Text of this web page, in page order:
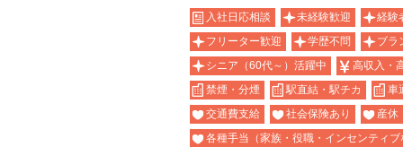
入社日応相談 未経験歓迎
経験
フリーター歓迎
学歴不問
ブラ
シニア（60代～）活躍中
高収入・
禁煙・分煙
駅直結・駅チカ
車
交通費支給
社会保険あり
産休
各種手当（家族・役職・インセンティ